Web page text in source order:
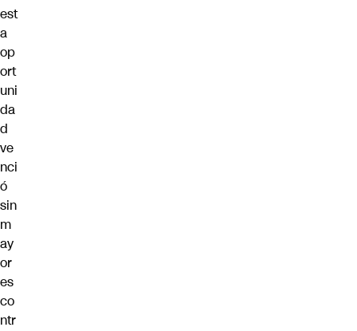
est
a
op
ort
uni
da
d
ve
nci
ó
sin
m
ay
or
es
co
ntr